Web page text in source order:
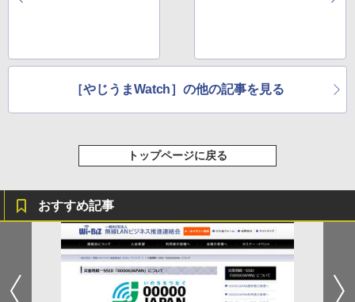
［やじうまWatch］の他の記事を見る
トップページに戻る
おすすめ記事